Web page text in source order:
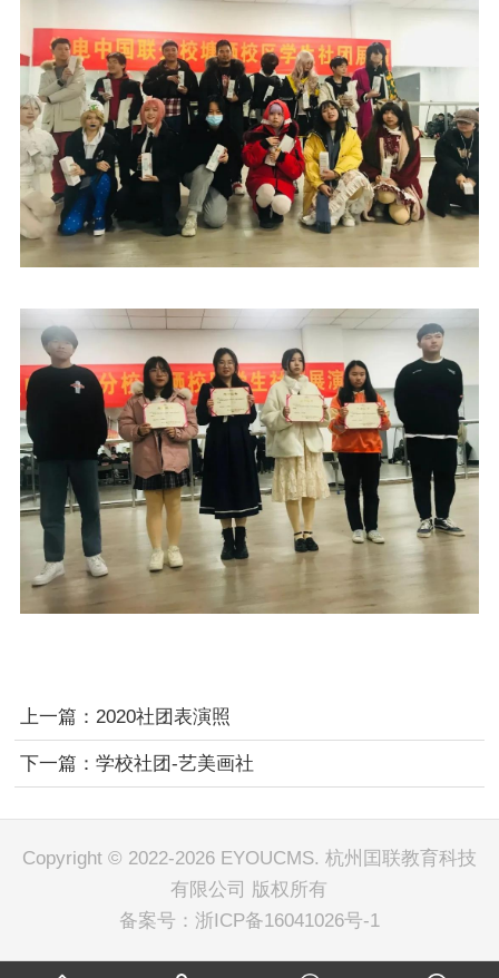
上一篇：2020社团表演照
下一篇：学校社团-艺美画社
Copyright © 2022-2026 EYOUCMS. 杭州囯联教育科技
有限公司 版权所有
备案号： 浙ICP备16041026号-1